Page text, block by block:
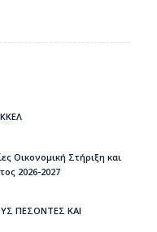
Οικονομική Στήριξη και
2026-2027
ΠΕΣΟΝΤΕΣ ΚΑΙ